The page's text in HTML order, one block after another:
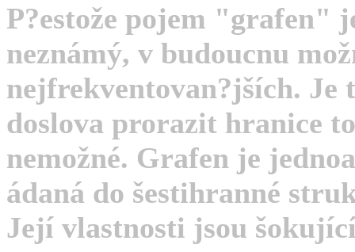
P?estože pojem "grafen"
neznámý, v budoucnu
nejfrekventovan?jších.
doslova prorazit hranice
nemožné. Grafen je
ádaná do šestihranné
Její vlastnosti jsou